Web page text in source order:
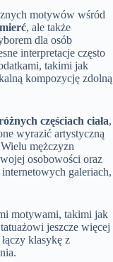
motywów wśród
, ale także
dla osób
interpretacje często
takimi jak
kompozycję zdolną
częściach ciała,
wyrazić artystyczną
mężczyzn
osobowości oraz
galeriach,
motywami, takimi jak
jeszcze więcej
klasykę z